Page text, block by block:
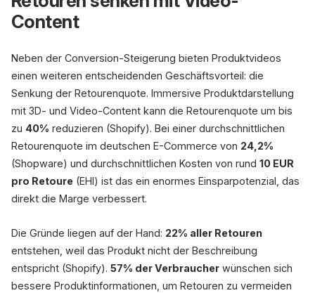
Content
Neben der Conversion-Steigerung bieten Produktvideos
einen weiteren entscheidenden Geschäftsvorteil: die
Senkung der Retourenquote. Immersive Produktdarstellung
mit 3D- und Video-Content kann die Retourenquote um bis
zu 40% reduzieren (Shopify). Bei einer durchschnittlichen
Retourenquote im deutschen E-Commerce von 24,2%
(Shopware) und durchschnittlichen Kosten von rund 10 EUR
pro Retoure (EHI) ist das ein enormes Einsparpotenzial, das
direkt die Marge verbessert.
Die Gründe liegen auf der Hand: 22% aller Retouren
entstehen, weil das Produkt nicht der Beschreibung
entspricht (Shopify). 57% der Verbraucher wünschen sich
bessere Produktinformationen, um Retouren zu vermeiden